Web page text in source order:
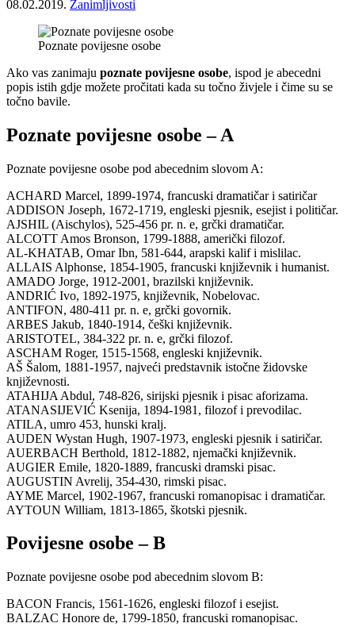
08.02.2019. Zanimljivosti
Poznate povijesne osobe
Ako vas zanimaju poznate povijesne osobe, ispod je abecedni
popis istih gdje možete pročitati kada su točno živjele i čime su se
točno bavile.
Poznate povijesne osobe – A
Poznate povijesne osobe pod abecednim slovom A:
ACHARD Marcel, 1899-1974, francuski dramatičar i satiričar
ADDISON Joseph, 1672-1719, engleski pjesnik, esejist i političar.
AJSHIL (Aischylos), 525-456 pr. n. e, grčki dramatičar.
ALCOTT Amos Bronson, 1799-1888, američki filozof.
AL-KHATAB, Omar Ibn, 581-644, arapski kalif i mislilac.
ALLAIS Alphonse, 1854-1905, francuski književnik i humanist.
AMADO Jorge, 1912-2001, brazilski književnik.
ANDRIĆ Ivo, 1892-1975, književnik, Nobelovac.
ANTIFON, 480-411 pr. n. e, grčki govornik.
ARBES Jakub, 1840-1914, češki književnik.
ARISTOTEL, 384-322 pr. n. e, grčki filozof.
ASCHAM Roger, 1515-1568, engleski književnik.
AŠ Šalom, 1881-1957, najveći predstavnik istočne židovske
književnosti.
ATAHIJA Abdul, 748-826, sirijski pjesnik i pisac aforizama.
ATANASIJEVIĆ Ksenija, 1894-1981, filozof i prevodilac.
ATILA, umro 453, hunski kralj.
AUDEN Wystan Hugh, 1907-1973, engleski pjesnik i satiričar.
AUERBACH Berthold, 1812-1882, njemački književnik.
AUGIER Emile, 1820-1889, francuski dramski pisac.
AUGUSTIN Avrelij, 354-430, rimski pisac.
AYME Marcel, 1902-1967, francuski romanopisac i dramatičar.
AYTOUN William, 1813-1865, škotski pjesnik.
Povijesne osobe – B
Poznate povijesne osobe pod abecednim slovom B:
BACON Francis, 1561-1626, engleski filozof i esejist.
BALZAC Honore de, 1799-1850, francuski romanopisac.